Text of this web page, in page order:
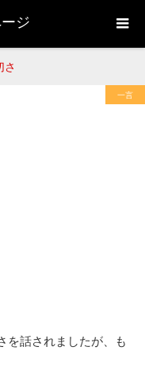
ジ
さ
一言
を話されましたが、も